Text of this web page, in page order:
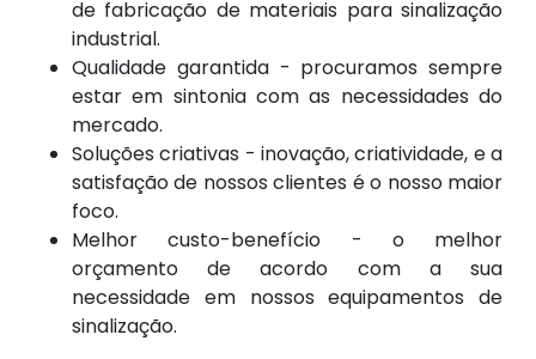
de fabricação de materiais para sinalização
industrial.
Qualidade garantida - procuramos sempre
estar em sintonia com as necessidades do
mercado.
Soluções criativas - inovação, criatividade, e a
satisfação de nossos clientes é o nosso maior
foco.
Melhor custo-benefício - o melhor
orçamento de acordo com a sua
necessidade em nossos equipamentos de
sinalização.